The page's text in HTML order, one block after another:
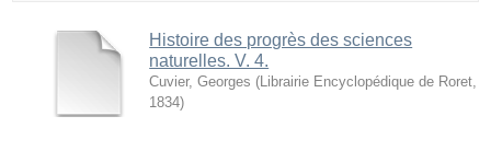
Histoire des progrès des sciences
naturelles. V. 4.
Cuvier, Georges ( Librairie Encyclopédique de Roret
1834)